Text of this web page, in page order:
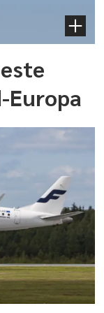
Europa